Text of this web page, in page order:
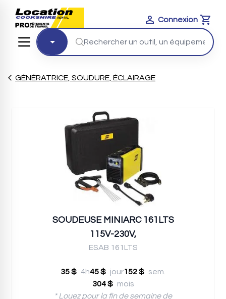
Connexion
Cart
GÉNÉRATRICE, SOUDURE, ÉCLAIRAGE
SOUDEUSE MINIARC 161LTS
115V-230V,
ESAB 161LTS
35 $ 4h45 $ jour152 $ sem.
304 $ mois
* Louez pour la fin de semaine de